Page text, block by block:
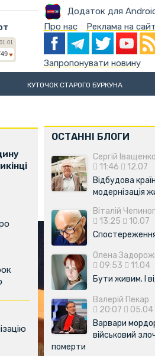
Додаток для
Про нас Реклама на
Запропонувати новину
КУТОЧОК СТАРОГО БУРКУНА
ОСТАННІ БЛОГИ
Сергій Іващенко
11:46
12.07
Відбудова
модернізація
Віталій
13:25
10.07
Олена
09:53
11.04
Бути живим. І
Валерій Пекар
20:07
05.04
Варвари
військовий
померти